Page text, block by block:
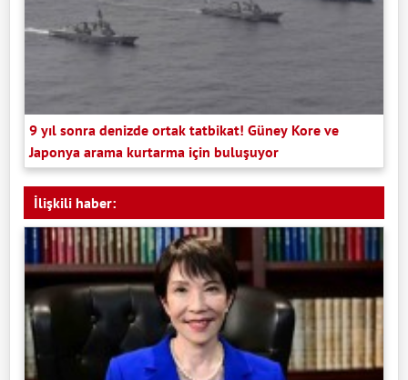
9 yıl sonra denizde ortak tatbikat! Güney Kore ve
Japonya arama kurtarma için buluşuyor
İlişkili haber: